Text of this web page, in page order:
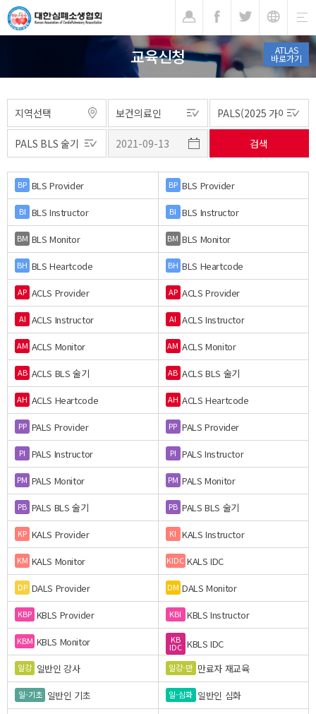
ATLAS
바로가기
교육신청
BP BLS Provider BP BLS Provider
BI BLS Instructor BI BLS Instructor
BM BLS Monitor BM BLS Monitor
BH BLS Heartcode BH BLS Heartcode
AP ACLS Provider AP ACLS Provider
AI ACLS Instructor AI ACLS Instructor
AM ACLS Monitor AM ACLS Monitor
AB ACLS BLS 술기 AB ACLS BLS 술기
AH ACLS Heartcode AH ACLS Heartcode
PP PALS Provider PP PALS Provider
PI PALS Instructor PI PALS Instructor
PM PALS Monitor PM PALS Monitor
PB PALS BLS 술기 PB PALS BLS 술기
KP KALS Provider KI KALS Instructor
KM KALS Monitor KIDC KALS IDC
DP DALS Provider DM DALS Monitor
KBP KBLS Provider KBI KBLS Instructor
KBM KBLS Monitor KB
IDC KBLS IDC
일강 일반인 강사 일강-만 만료자 재교육
일-기초 일반인 기초 일-심화 일반인 심화